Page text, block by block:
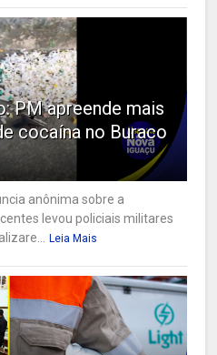
PM apreende mais
cocaína no Buraco
anônima sobre a
levou policiais militares
Leia Mais